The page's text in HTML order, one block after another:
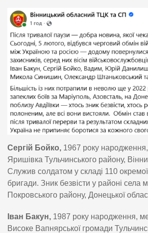
Сергій Бойко, 1967 року
Яришівка Тульчинського району,
Служив солдатом у складі 110
бригади. Зник безвісти у районі села
Покровського району, Донецької
Іван Бакун, 1987 року народження,
Високе Вапнярської громади